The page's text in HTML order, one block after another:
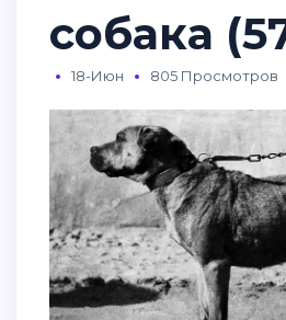
собака
18-Июн 805 Просмотров